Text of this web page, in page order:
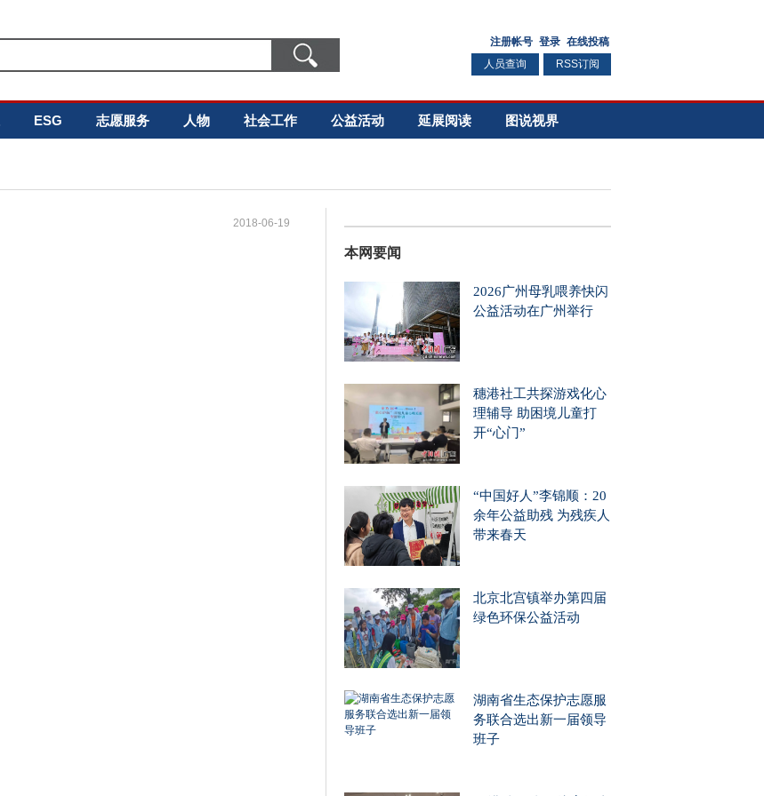
人员查询 RSS订阅
ESG 志愿服务 人物 社会工作 公益活动 延展阅读 图说视界
2018-06-19
本网要闻
2026广州母乳喂养快闪
公益活动在广州举行
穗港社工共探游戏化心
理辅导 助困境儿童打
开“心门”
“中国好人”李锦顺：20
余年公益助残 为残疾人
带来春天
北京北宫镇举办第四届
绿色环保公益活动
湖南省生态保护志愿服
务联合选出新一届领导
班子